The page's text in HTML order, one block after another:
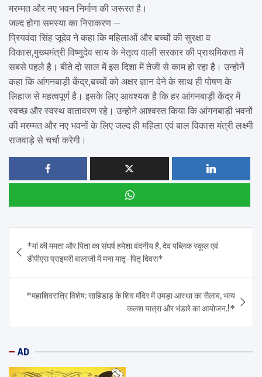
मरम्मत और नए भवन निर्माण की जरूरत है।
जल्द होगा समस्या का निराकरण –
प्रियवंदा सिंह जूदेव ने कहा कि महिलाओं और बच्चों की सुरक्षा व
विकास,मुख्यमंत्री विष्णुदेव साय के नेतृत्व वाली सरकार की प्राथमिकता में
सबसे पहले है। बीते दो साल में इस दिशा में तेजी से काम हो रहा है। उन्होनें
कहा कि आंगनबाड़ी केंद्र,बच्चों को अक्षर ज्ञान देने के साथ ही पोषण के
लिहाज से महत्वपूर्ण है। इसके लिए आवश्यक है कि हर आंगनबाड़ी केंद्र में
स्वच्छ और स्वस्थ वातावरण रहे। उन्होने आश्वस्त किया कि आंगनबाड़ी भवनों
की मरम्मत और नए भवनों के लिए जल्द ही महिला एवं बाल विकास मंत्री लक्ष्मी
राजवाड़े से चर्चा करेगी।
navigation
*मां की ममता और पिता का संघर्ष हमेशा वंदनीय है, देव पब्लिक स्कूल एवं
डीपीएस प्राइमरी बालाजी में मना मातृ-पितृ दिवस*
*महाशिवरात्रि विशेष: साहिडाड़ के शिव मंदिर में उमड़ा आस्था का सैलाब, भव्य
कलश यात्रा और भंडारे का आयोजन.!*
AD